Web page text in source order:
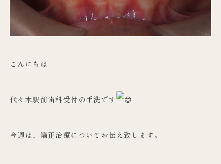
こんにちは
代々木駅前歯科受付の手洗です
今週は、矯正治療についてお伝え致します。